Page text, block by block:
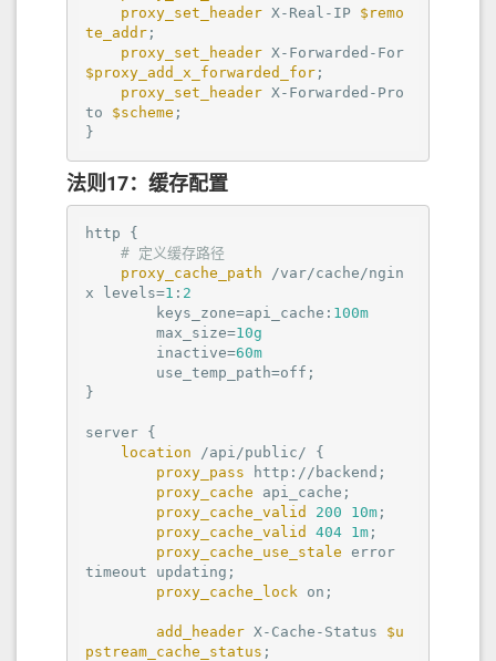
proxy_set_header X-Real-IP $remo
te_addr ;
proxy_set_header
$proxy_add_x_forwarded_for ;
proxy_set_header X-Forwarded-Pro
to $scheme ;
}
法则17：缓存配置
http {
# 定义缓存路径
proxy_cache_path /var/cache/ngin
x levels=1 : 2
        keys_zone=api_cache:
100m
        max_size=
10g
        inactive=
60m
        use_temp_path=
off ;
}
server {
location /api/public/ {
proxy_pass http://backend;
proxy_cache api_cache;
proxy_cache_valid
200 10m ;
proxy_cache_valid
404 1m ;
proxy_cache_use_stale error
timeout updating;
proxy_cache_lock on ;
add_header X-Cache-Status $u
pstream_cache_status ;